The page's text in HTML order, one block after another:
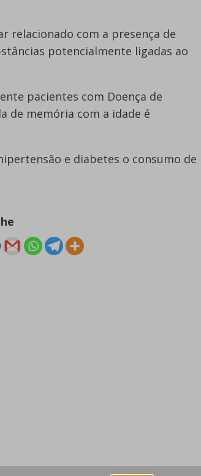
relacionado com a presença de
potencialmente ligadas ao
pacientes com Doença de
de memória com a idade é
e diabetes o consumo de